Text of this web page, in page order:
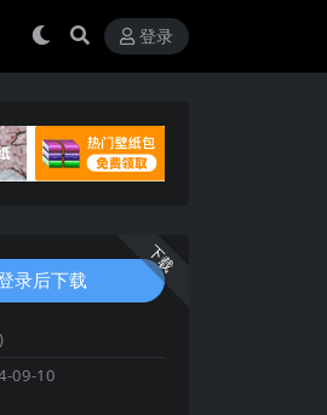
登录
下载
录后下载
09-10